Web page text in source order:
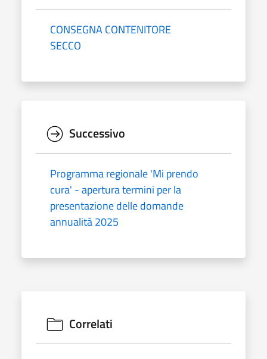
CONSEGNA CONTENITORE
SECCO
Successivo
Programma regionale 'Mi prendo
cura' - apertura termini per la
presentazione delle domande
annualità 2025
Correlati